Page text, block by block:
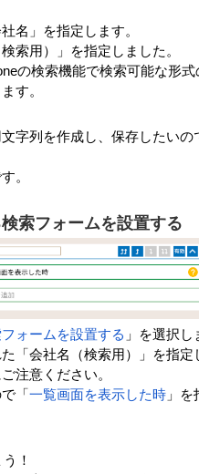
名」を指定します。
索用）」を指定しました。
の検索機能で検索可能な形
す。
字列を作成し、保存したいの
。
索フォームを設置する
ォームを設置する 」を選択し
「会社名（検索用）」を指定
注意ください。
「 一覧画面を表示した時 」を
！